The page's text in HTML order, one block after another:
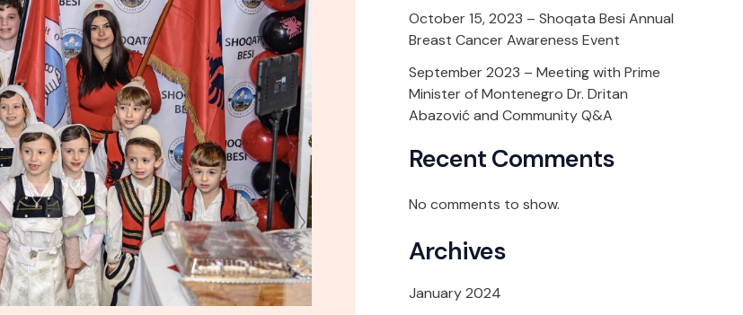
October 15, 2023 – Shoqata Besi Annual
Breast Cancer Awareness Event
September 2023 – Meeting with Prime
Minister of Montenegro Dr. Dritan
Abazović and Community Q&A
Recent Comments
No comments to show.
Archives
January 2024